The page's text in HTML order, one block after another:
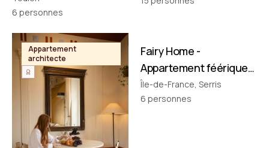
6 personnes
Appartement
architecte
Appartement
thématique
Fairy Home -
Appartement féérique
• Disney à 10 min !
Île-de-France, Serris
6 personnes